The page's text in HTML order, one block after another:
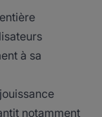
à sa
notamment